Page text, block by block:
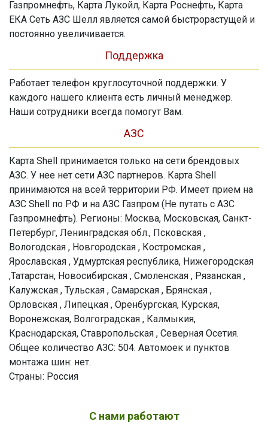
Газпромнефть, Карта Лукойл, Карта Роснефть, Карта
ЕКА Сеть АЗС Шелл является самой быстрорастущей и
постоянно увеличивается.
Поддержка
Работает телефон круглосуточной поддержки. У
каждого нашего клиента есть личный менеджер.
Наши сотрудники всегда помогут Вам.
АЗС
Карта Shell принимается только на сети брендовых
АЗС. У нее нет сети АЗС партнеров. Карта Shell
принимаются на всей территории РФ. Имеет прием на
АЗС Shell по РФ и на АЗС Газпром (Не путать с АЗС
Газпромнефть). Регионы: Москва, Московская, Санкт-
Петербург, Ленинградская обл., Псковская ,
Вологодская , Новгородская , Костромская ,
Ярославская , Удмуртская республика, Нижегородская
,Татарстан, Новосибирская , Смоленская , Рязанская ,
Калужская , Тульская , Самарская , Брянская ,
Орловская , Липецкая , Оренбургская, Курская,
Воронежская, Волгоградская , Калмыкия,
Краснодарская, Ставропольская , Северная Осетия.
Общее количество АЗС: 504. Автомоек и пунктов
монтажа шин: нет.
Страны: Россия
С нами работают